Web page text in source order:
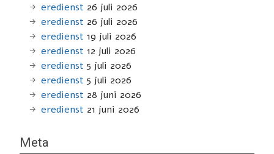
eredienst 26 juli 2026
eredienst 26 juli 2026
eredienst 19 juli 2026
eredienst 12 juli 2026
eredienst 5 juli 2026
eredienst 5 juli 2026
eredienst 28 juni 2026
eredienst 21 juni 2026
Meta